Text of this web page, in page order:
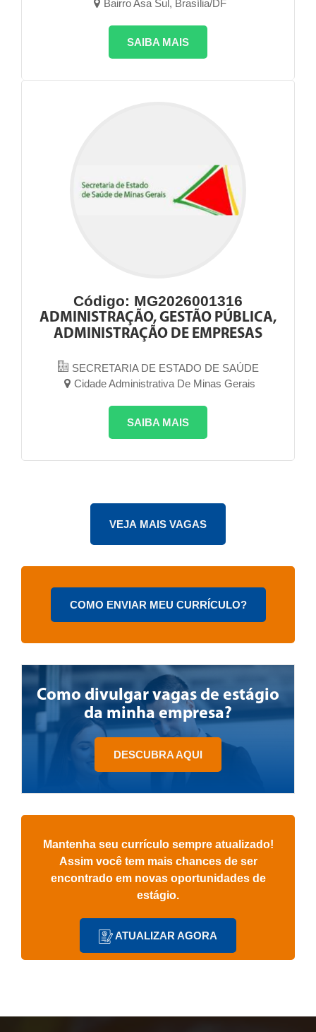
Bairro Asa Sul, Brasília/DF
SAIBA MAIS
Código: MG2026001316
ADMINISTRAÇÃO, GESTÃO PÚBLICA,
ADMINISTRAÇÃO DE EMPRESAS
SECRETARIA DE ESTADO DE SAÚDE
Cidade Administrativa De Minas Gerais
SAIBA MAIS
COMO ENVIAR MEU CURRÍCULO?
Como divulgar vagas de estágio
da minha empresa?
DESCUBRA AQUI
Mantenha seu currículo sempre atualizado!
Assim você tem mais chances de ser
encontrado em novas oportunidades de
estágio.
ATUALIZAR AGORA